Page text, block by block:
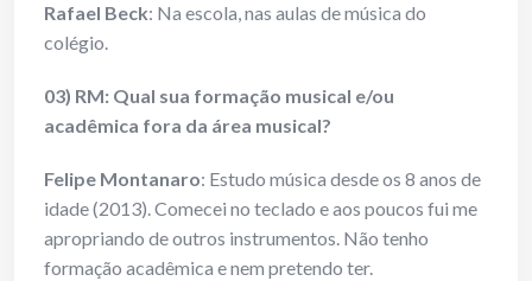
Rafael Beck: Na escola, nas aulas de música do
colégio.
03) RM: Qual sua formação musical e/ou
acadêmica fora da área musical?
Felipe Montanaro: Estudo música desde os 8 anos de
idade (2013). Comecei no teclado e aos poucos fui me
apropriando de outros instrumentos. Não tenho
formação acadêmica e nem pretendo ter.